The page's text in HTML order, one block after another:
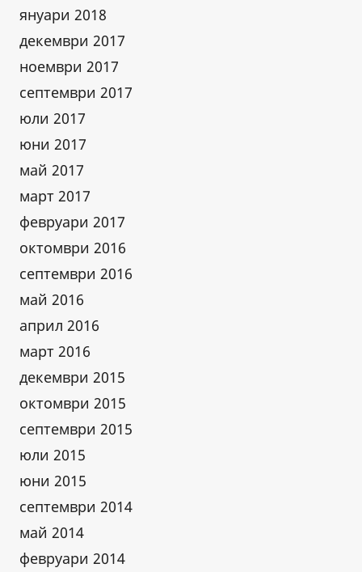
януари 2018
декември 2017
ноември 2017
септември 2017
юли 2017
юни 2017
май 2017
март 2017
февруари 2017
октомври 2016
септември 2016
май 2016
април 2016
март 2016
декември 2015
октомври 2015
септември 2015
юли 2015
юни 2015
септември 2014
май 2014
февруари 2014